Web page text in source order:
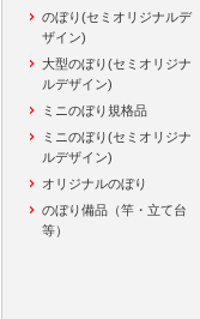
のぼり(セミオリジナルデ
ザイン)
大型のぼり(セミオリジナ
ルデザイン)
ミニのぼり規格品
ミニのぼり(セミオリジナ
ルデザイン)
オリジナルのぼり
のぼり備品（竿・立て台
等）